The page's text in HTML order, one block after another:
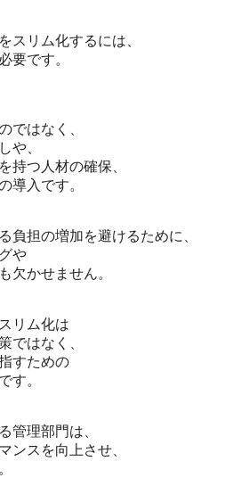
スリム化するには、
要です。
ではなく、
や、
持つ人材の確保、
導入です。
負担の増加を避けるために、
や
欠かせません。
リム化は
ではなく、
すための
す。
管理部門は、
ンスを向上させ、